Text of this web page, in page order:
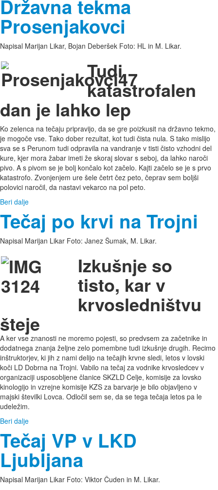
Državna tekma
Prosenjakovci
Napisal Marijan Likar, Bojan Deberšek Foto: HL in M. Likar.
Tudi
katastrofalen
dan je lahko lep
Ko zelenca na tečaju pripravijo, da se gre poizkusit na državno tekmo,
je mogoče vse. Tako dober rezultat, kot tudi čista nula. S tako mislijo
sva se s Perunom tudi odpravila na vandranje v tisti čisto vzhodni del
kure, kjer mora žabar imeti že skoraj slovar s seboj, da lahko naroči
pivo. A s pivom se je bolj končalo kot začelo. Kajti začelo se je s prvo
katastrofo. Zvonjenjem ure šele četrt čez peto, čeprav sem boljši
polovici naročil, da nastavi vekarco na pol peto.
Beri dalje
Tečaj po krvi na Trojni
Napisal Marijan Likar Foto: Janez Šumak, M. Likar.
Izkušnje so
tisto, kar v
krvosledništvu
šteje
A ker vse znanosti ne moremo pojesti, so predvsem za začetnike in
dodatnega znanja željne zelo pomembne tudi izkušnje drugih. Recimo
inštruktorjev, ki jih z nami delijo na tečajih krvne sledi, letos v lovski
koči LD Dobrna na Trojni. Vabilo na tečaj za vodnike krvosledcev v
organizaciji usposobljene članice SKZLD Celje, komisije za lovsko
kinologijo in vzrejne komisije KZS za barvarje je bilo objavljeno v
majski številki Lovca. Odločil sem se, da se tega tečaja letos pa le
udeležim.
Beri dalje
Tečaj VP v LKD
Ljubljana
Napisal Marijan Likar Foto: Viktor Čuden in M. Likar.